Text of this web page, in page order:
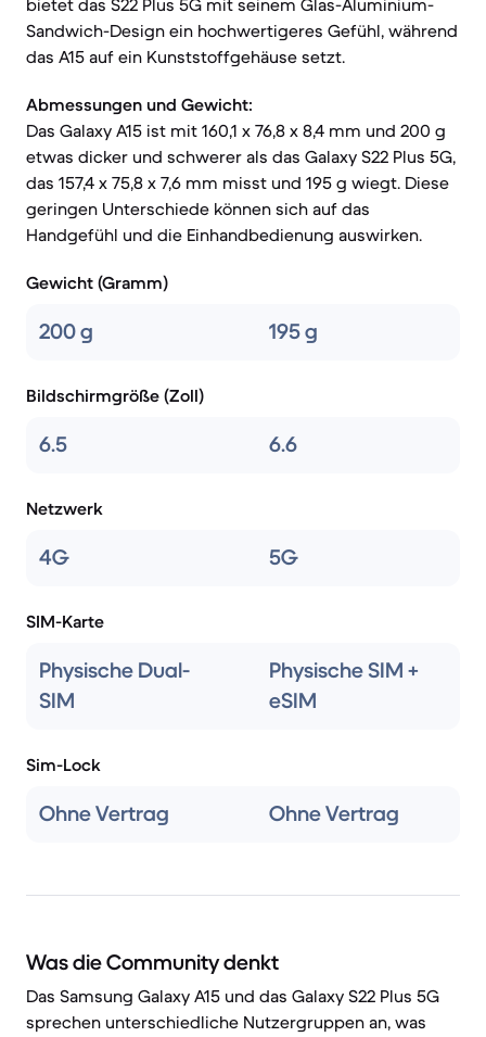
bietet das S22 Plus 5G mit seinem Glas-Aluminium-
Sandwich-Design ein hochwertigeres Gefühl, während
das A15 auf ein Kunststoffgehäuse setzt.
Abmessungen und Gewicht:
Das Galaxy A15 ist mit 160,1 x 76,8 x 8,4 mm und 200 g
etwas dicker und schwerer als das Galaxy S22 Plus 5G,
das 157,4 x 75,8 x 7,6 mm misst und 195 g wiegt. Diese
geringen Unterschiede können sich auf das
Handgefühl und die Einhandbedienung auswirken.
Gewicht (Gramm)
200 g 195 g
Bildschirmgröße (Zoll)
6.5 6.6
Netzwerk
4G 5G
SIM-Karte
Physische Dual-
SIM
Physische SIM +
eSIM
Sim-Lock
Ohne Vertrag Ohne Vertrag
Was die Community denkt
Das Samsung Galaxy A15 und das Galaxy S22 Plus 5G
sprechen unterschiedliche Nutzergruppen an, was